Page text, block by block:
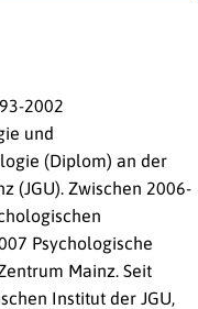
2002
und
(Diplom) an der
(JGU). Zwischen 2006-
Psychologische
Mainz. Seit
Institut der JGU,